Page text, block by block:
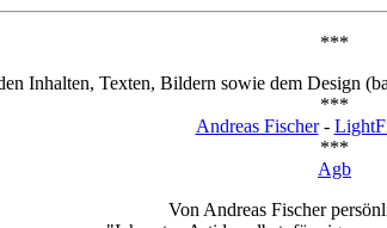
***
Inhalten, Texten, Bildern sowie dem Design
***
Andreas Fischer-
***
Agb
Von Andreas Fischer